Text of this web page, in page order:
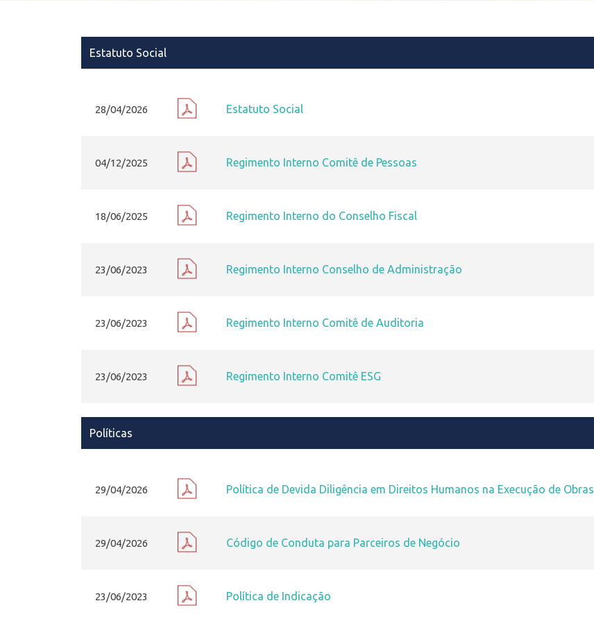
Estatuto Social
28/04/2026 Estatuto Social
04/12/2025 Regimento Interno Comitê de Pessoas
18/06/2025 Regimento Interno do Conselho Fiscal
23/06/2023 Regimento Interno Conselho de Administração
23/06/2023 Regimento Interno Comitê de Auditoria
23/06/2023 Regimento Interno Comitê ESG
Políticas
29/04/2026 Política de Devida Diligência em Direitos Humanos na Execução de Obras
29/04/2026 Código de Conduta para Parceiros de Negócio
23/06/2023 Política de Indicação